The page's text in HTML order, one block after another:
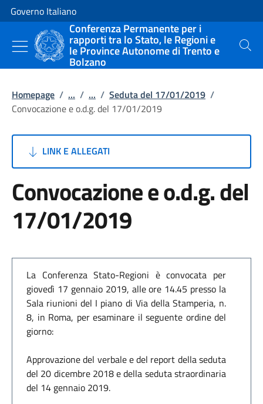
Vai al contenuto
Vai alla navigazione del sito
Governo Italiano
Conferenza Permanente per i
rapporti tra lo Stato, le Regioni e
le Province Autonome di Trento e
Bolzano
Cerca
Homepage / ... / ... / Seduta del 17/01/2019 /
Convocazione e o.d.g. del 17/01/2019
LINK E ALLEGATI
Convocazione e o.d.g. del
17/01/2019
La Conferenza Stato-Regioni è convocata per
giovedì 17 gennaio 2019, alle ore 14.45 presso la
Sala riunioni del I piano di Via della Stamperia, n.
8, in Roma, per esaminare il seguente ordine del
giorno:
Approvazione del verbale e del report della seduta
del 20 dicembre 2018 e della seduta straordinaria
del 14 gennaio 2019.